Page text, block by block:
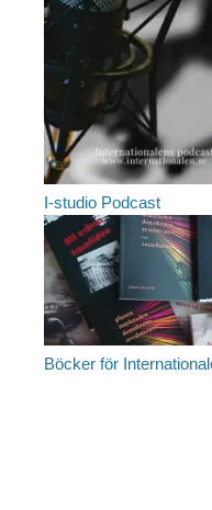
I-studio Podcast
Böcker för